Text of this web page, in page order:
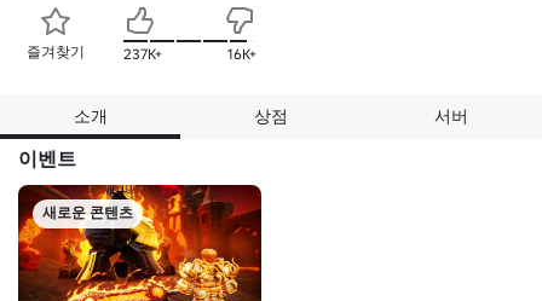
즐겨찾기 237K+ 16K+
소개 상점 서버
이벤트
새로운 콘텐츠